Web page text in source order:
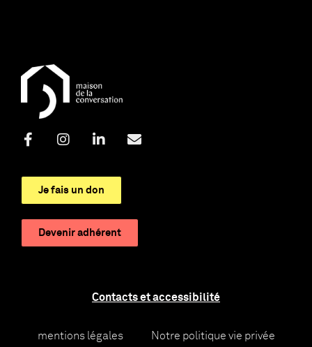
Je fais un don
Devenir adhérent
Contacts et accessibilité
mentions légales Notre politique vie privée